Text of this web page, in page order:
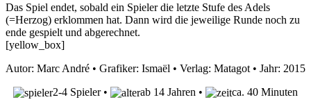
Das Spiel endet, sobald ein Spieler die letzte Stufe des Adels
(=Herzog) erklommen hat. Dann wird die jeweilige Runde noch zu
ende gespielt und abgerechnet.
[yellow_box]
Autor: Marc André • Grafiker: Ismaël • Verlag: Matagot • Jahr: 2015
2-4 Spieler •
ab 14 Jahren • ca. 40 Minuten